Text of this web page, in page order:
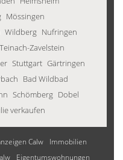
Mössingen
Wildberg Nufringen
Zavelstein
Stuttgart Gärtringen
Bad Wildbad
Schömberg Dobel
verkaufen
Calw
Immobilien
Eigentumswohnungen